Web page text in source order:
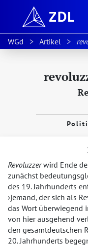
WGd Artikel
Revoluzzerwird Ende
zunächst
des 19. Jahrhunderts
jemand, der sich als
das Wort überwiegend
von hier ausgehend
den gesamtdeutschen
20. Jahrhunderts